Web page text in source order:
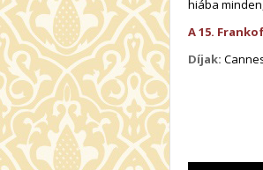
hiába
A 15.
Díjak: